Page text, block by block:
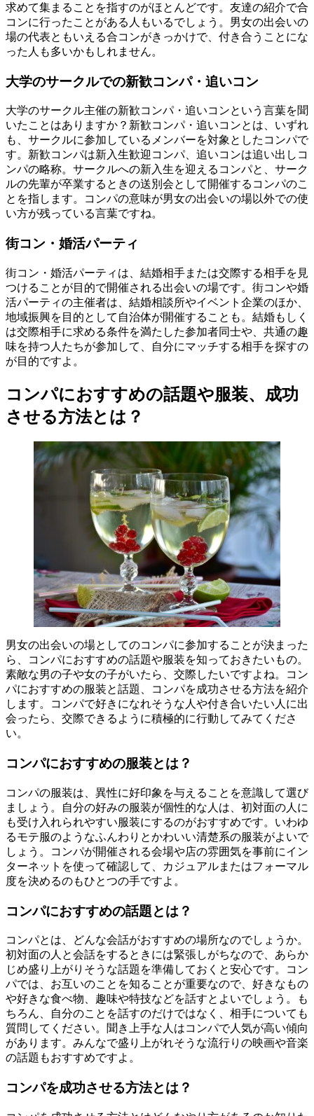
求めて集まることを指すのがほとんどです。友達の紹介で合
コンに行ったことがある人もいるでしょう。男女の出会いの
場の代表ともいえる合コンがきっかけで、付き合うことにな
った人も多いかもしれません。
大学のサークルでの新歓コンパ・追いコン
大学のサークル主催の新歓コンパ・追いコンという言葉を聞
いたことはありますか？新歓コンパ・追いコンとは、いずれ
も、サークルに参加しているメンバーを対象としたコンパで
す。新歓コンパは新入生歓迎コンパ、追いコンは追い出しコ
ンパの略称。サークルへの新入生を迎えるコンパと、サーク
ルの先輩が卒業するときの送別会として開催するコンパのこ
とを指します。コンパの意味が男女の出会いの場以外での使
い方が残っている言葉ですね。
街コン・婚活パーティ
街コン・婚活パーティは、結婚相手または交際する相手を見
つけることが目的で開催される出会いの場です。街コンや婚
活パーティの主催者は、結婚相談所やイベント企業のほか、
地域振興を目的として自治体が開催することも。結婚もしく
は交際相手に求める条件を満たした参加者同士や、共通の趣
味を持つ人たちが参加して、自分にマッチする相手を探すの
が目的ですよ。
コンパにおすすめの話題や服装、成功
させる方法とは？
男女の出会いの場としてのコンパに参加することが決まった
ら、コンパにおすすめの話題や服装を知っておきたいもの。
素敵な男の子や女の子がいたら、交際したいですよね。コン
パにおすすめの服装と話題、コンパを成功させる方法を紹介
します。コンパで好きになれそうな人や付き合いたい人に出
会ったら、交際できるように積極的に行動してみてくださ
い。
コンパにおすすめの服装とは？
コンパの服装は、異性に好印象を与えることを意識して選び
ましょう。自分の好みの服装が個性的な人は、初対面の人に
も受け入れられやすい服装にするのがおすすめです。いわゆ
るモテ服のようなふんわりとかわいい清楚系の服装がよいで
しょう。コンパが開催される会場や店の雰囲気を事前にイン
ターネットを使って確認して、カジュアルまたはフォーマル
度を決めるのもひとつの手ですよ。
コンパにおすすめの話題とは？
コンパとは、どんな会話がおすすめの場所なのでしょうか。
初対面の人と会話をするときには緊張しがちなので、あらか
じめ盛り上がりそうな話題を準備しておくと安心です。コン
パでは、お互いのことを知ることが重要なので、好きなもの
や好きな食べ物、趣味や特技などを話すとよいでしょう。も
ちろん、自分のことを話すのだけではなく、相手についても
質問してください。聞き上手な人はコンパで人気が高い傾向
があります。みんなで盛り上がれそうな流行りの映画や音楽
の話題もおすすめですよ。
コンパを成功させる方法とは？